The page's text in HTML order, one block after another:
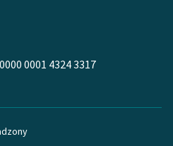
0001 4324 3317